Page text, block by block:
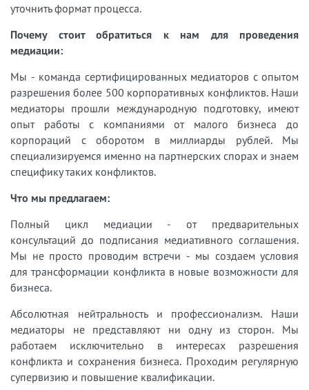
уточнить формат процесса.
Почему стоит обратиться к нам для проведения
медиации:
Мы - команда сертифицированных медиаторов с опытом
разрешения более 500 корпоративных конфликтов. Наши
медиаторы прошли международную подготовку, имеют
опыт работы с компаниями от малого бизнеса до
корпораций с оборотом в миллиарды рублей. Мы
специализируемся именно на партнерских спорах и знаем
специфику таких конфликтов.
Что мы предлагаем:
Полный цикл медиации - от предварительных
консультаций до подписания медиативного соглашения.
Мы не просто проводим встречи - мы создаем условия
для трансформации конфликта в новые возможности для
бизнеса.
Абсолютная нейтральность и профессионализм. Наши
медиаторы не представляют ни одну из сторон. Мы
работаем исключительно в интересах разрешения
конфликта и сохранения бизнеса. Проходим регулярную
супервизию и повышение квалификации.